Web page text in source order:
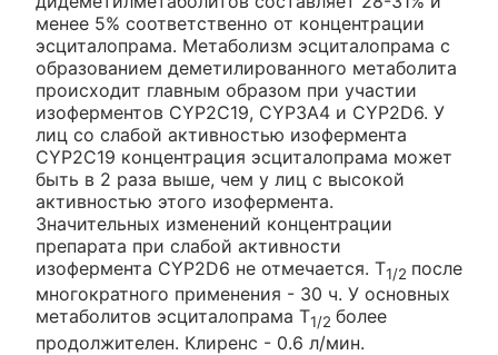
менее 5% соответственно от концентрации
эсциталопрама. Метаболизм эсциталопрама с
образованием деметилированного метаболита
происходит главным образом при участии
изоферментов CYP2C19, CYP3A4 и CYP2D6. У
лиц со слабой активностью изофермента
CYP2C19 концентрация эсциталопрама может
быть в 2 раза выше, чем у лиц с высокой
активностью этого изофермента.
Значительных изменений концентрации
препарата при слабой активности
изофермента CYP2D6 не отмечается. T1/2 после
многократного применения - 30 ч. У основных
метаболитов эсциталопрама T1/2 более
продолжителен. Клиренс - 0.6 л/мин.